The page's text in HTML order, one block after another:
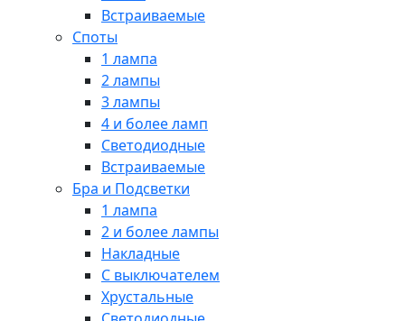
Встраиваемые
Споты
1 лампа
2 лампы
3 лампы
4 и более ламп
Светодиодные
Встраиваемые
Бра и Подсветки
1 лампа
2 и более лампы
Накладные
С выключателем
Хрустальные